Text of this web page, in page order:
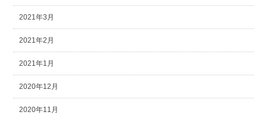
2021年3月
2021年2月
2021年1月
2020年12月
2020年11月